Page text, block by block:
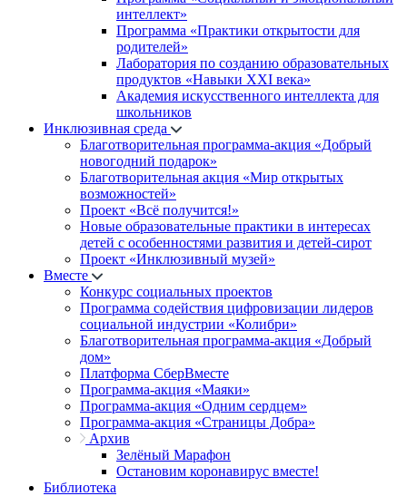
интеллект»
Программа «Практики открытости для
родителей»
Лаборатория по созданию образовательных
продуктов «Навыки XXI века»
Академия искусственного интеллекта для
школьников
Инклюзивная среда
Благотворительная программа-акция «Добрый
новогодний подарок»
Благотворительная акция «Мир открытых
возможностей»
Проект «Всё получится!»
Новые образовательные практики в интересах
детей с особенностями развития и детей-сирот
Проект «Инклюзивный музей»
Вместе
Конкурс социальных проектов
Программа содействия цифровизации лидеров
социальной индустрии «Колибри»
Благотворительная программа-акция «Добрый
дом»
Платформа СберВместе
Программа-акция «Маяки»
Программа-акция «Одним сердцем»
Программа-акция «Страницы Добра»
Архив
Зелёный Марафон
Остановим коронавирус вместе!
Библиотека